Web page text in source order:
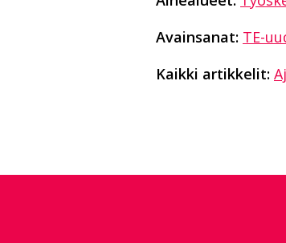
Avainsanat: TE-
Kaikki artikkelit: